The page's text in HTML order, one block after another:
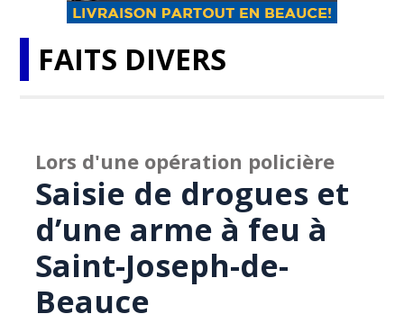
FAITS DIVERS
Lors d'une opération policière
Saisie de drogues et
d’une arme à feu à
Saint-Joseph-de-
Beauce